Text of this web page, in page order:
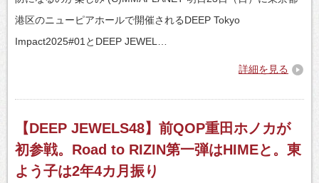
港区のニューピアホールで開催されるDEEP Tokyo
Impact2025#01とDEEP JEWEL…
詳細を見る
【DEEP JEWELS48】前QOP重田ホノカが
初参戦。Road to RIZIN第一弾はHIMEと。東
よう子は2年4カ月振り